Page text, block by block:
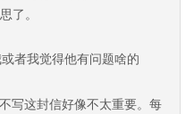
了。
者我觉得他有问题啥的
写这封信好像不太重要。每